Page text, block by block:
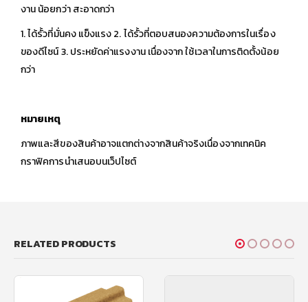
งาน น้อยกว่า สะอาดกว่า
1. ได้รั้วที่มั่นคง แข็งแรง 2. ได้รั้วที่ตอบสนองความต้องการในเรื่อง
ของดีไซน์ 3. ประหยัดค่าแรงงาน เนื่องจาก ใช้เวลาในการติดตั้งน้อย
กว่า
หมายเหตุ
ภาพและสีของสินค้าอาจแตกต่างจากสินค้าจริงเนื่องจากเทคนิค
กราฟิคการนำเสนอบนเว็ปไซต์
RELATED PRODUCTS